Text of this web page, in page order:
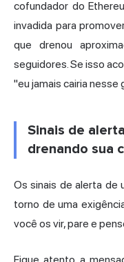
cofundador do
invadida para
que drenou
seguidores. Se isso
"eu jamais cairia nesse
Sinais de
drenando sua
Os sinais de alerta de
torno de uma
você os vir, pare e